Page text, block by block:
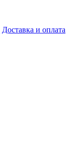
Доставка и оплата